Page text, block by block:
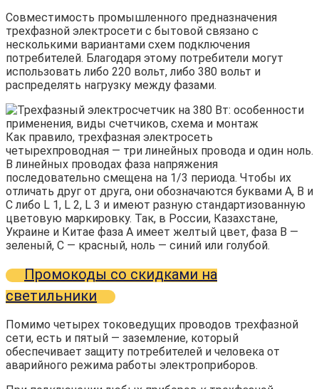
Совместимость промышленного предназначения
трехфазной электросети с бытовой связано с
несколькими вариантами схем подключения
потребителей. Благодаря этому потребители могут
использовать либо 220 вольт, либо 380 вольт и
распределять нагрузку между фазами.
Как правило, трехфазная электросеть
четырехпроводная — три линейных провода и один ноль.
В линейных проводах фаза напряжения
последовательно смещена на 1/3 периода. Чтобы их
отличать друг от друга, они обозначаются буквами A, B и
C либо L 1, L 2, L 3 и имеют разную стандартизованную
цветовую маркировку. Так, в России, Казахстане,
Украине и Китае фаза A имеет желтый цвет, фаза B —
зеленый, C — красный, ноль — синий или голубой.
Промокоды со скидками на
светильники
Помимо четырех токоведущих проводов трехфазной
сети, есть и пятый — заземление, который
обеспечивает защиту потребителей и человека от
аварийного режима работы электроприборов.